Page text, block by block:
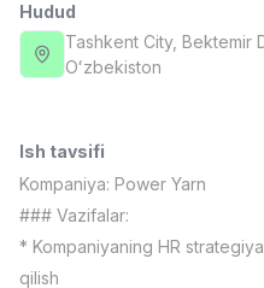
Fast food Oshpazi
2,600,000 - 5,000,000
LES AILES
Farmatsevt
3,000,000 - 10,000,000
Hudud
Tashkent City, Bektemir
Oʻzbekiston
Ish tavsifi
Kompaniya: Power Yarn
### Vazifalar:
* Kompaniyaning HR
qilish